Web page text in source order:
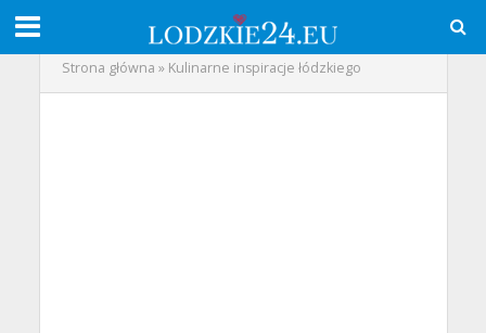
Strona główna » Kulinarne inspiracje łódzkiego